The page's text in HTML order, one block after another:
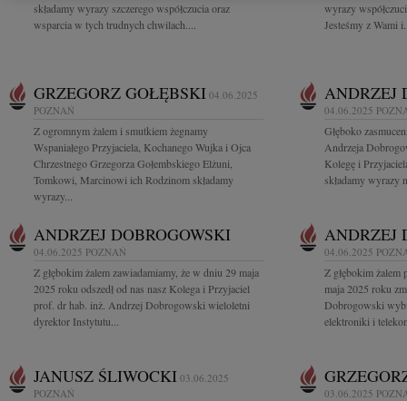
składamy wyrazy szczerego współczucia oraz
wsparcia w tych trudnych chwilach....
wyrazy
Jesteśmy z Wami
GRZEGORZ GOŁĘBSKI 04.06.2025
POZNAŃ
Z ogromnym żalem i smutkiem żegnamy
Wspaniałego Przyjaciela, Kochanego Wujka i Ojca
Chrzestnego Grzegorza Gołembskiego Elżuni,
Tomkowi, Marcinowi ich Rodzinom składamy
wyrazy...
ANDRZEJ
04.06.2025
Głęboko
Andrzeja
Kolegę i
składamy wyrazy
ANDRZEJ DOBROGOWSKI
04.06.2025 POZNAŃ
Z głębokim żalem zawiadamiamy, że w dniu 29 maja
2025 roku odszedł od nas nasz Kolega i Przyjaciel
prof. dr hab. inż. Andrzej Dobrogowski wieloletni
dyrektor Instytutu...
ANDRZEJ
04.06.2025
Z głębokim
maja 2025 roku
Dobrogowski
elektroniki i
JANUSZ ŚLIWOCKI 03.06.2025
POZNAŃ
03.06.2025